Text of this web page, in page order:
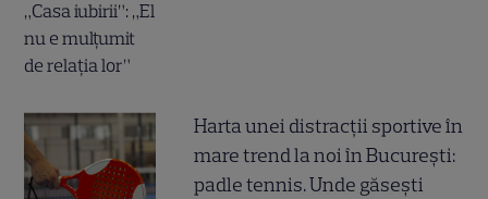
Harta unei distracții sportive în
mare trend la noi în București:
padle tennis. Unde găsești